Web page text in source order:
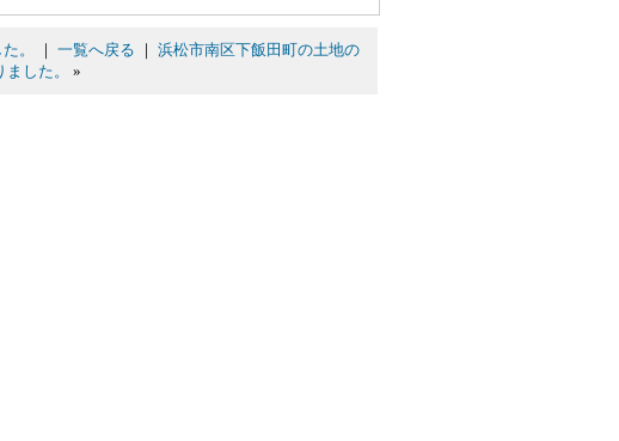
。 ｜ 一覧へ戻る ｜ 浜松市南区下飯田町の土地の
した。
»